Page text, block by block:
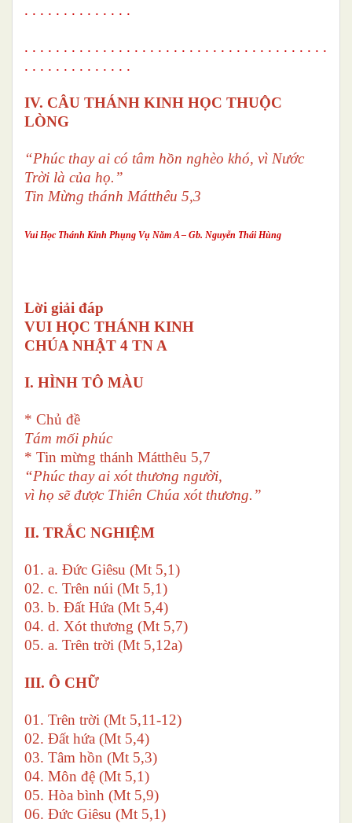
. . . . . . . . . . . . . .
. . . . . . . . . . . . . . . . . . . . . . . . . . . . . . . . . . . . . . .
. . . . . . . . . . . . . .
IV. CÂU THÁNH KINH HỌC THUỘC
LÒNG
“Phúc thay ai có tâm hồn nghèo khó, vì Nước
Trời là của họ.”
Tin Mừng thánh Mátthêu 5,3
Vui Học Thánh Kinh Phụng Vụ Năm A – Gb. Nguyễn Thái Hùng
Lời giải đáp
VUI HỌC THÁNH KINH
CHÚA NHẬT 4 TN A
I. HÌNH TÔ MÀU
* Chủ đề
Tám mối phúc
* Tin mừng thánh Mátthêu 5,7
“Phúc thay ai xót thương người,
vì họ sẽ được Thiên Chúa xót thương.”
II. TRẮC NGHIỆM
01. a. Đức Giêsu (Mt 5,1)
02. c. Trên núi (Mt 5,1)
03. b. Đất Hứa (Mt 5,4)
04. d. Xót thương (Mt 5,7)
05. a. Trên trời (Mt 5,12a)
III. Ô CHỮ
01. Trên trời (Mt 5,11-12)
02. Đất hứa (Mt 5,4)
03. Tâm hồn (Mt 5,3)
04. Môn đệ (Mt 5,1)
05. Hòa bình (Mt 5,9)
06. Đức Giêsu (Mt 5,1)